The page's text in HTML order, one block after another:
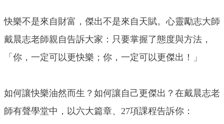
快樂不是來自財富，傑出不是來自天賦。心靈勵志大師
戴晨志老師親自告訴大家：只要掌握了態度與方法，
「你，一定可以更快樂；你，一定可以更傑出！」
如何讓快樂油然而生？如何讓自己更傑出？在戴晨志老
師有聲學堂中，以六大篇章、27項課程告訴你：